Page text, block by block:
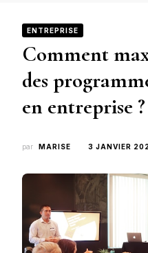
ENTREPRISE
Comment
des
en entreprise ?
par MARISE 3 JANVIER